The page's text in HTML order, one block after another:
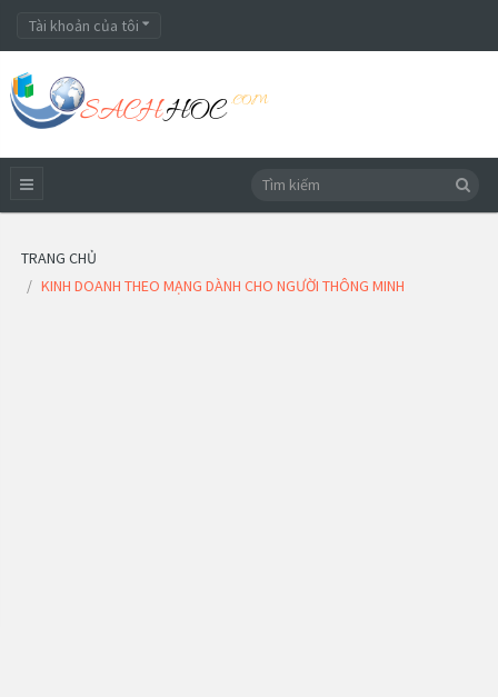
Tài khoản của tôi
TRANG CHỦ
KINH DOANH THEO MẠNG DÀNH CHO NGƯỜI THÔNG MINH